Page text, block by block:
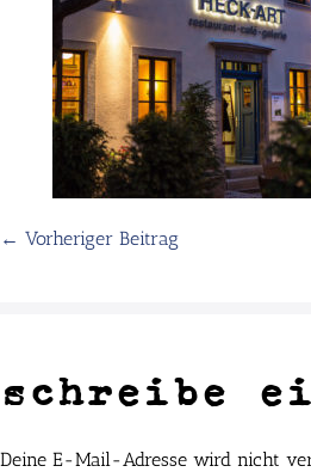
← Vorheriger Beitrag
schreibe
Deine E-Mail-Adresse wird nicht